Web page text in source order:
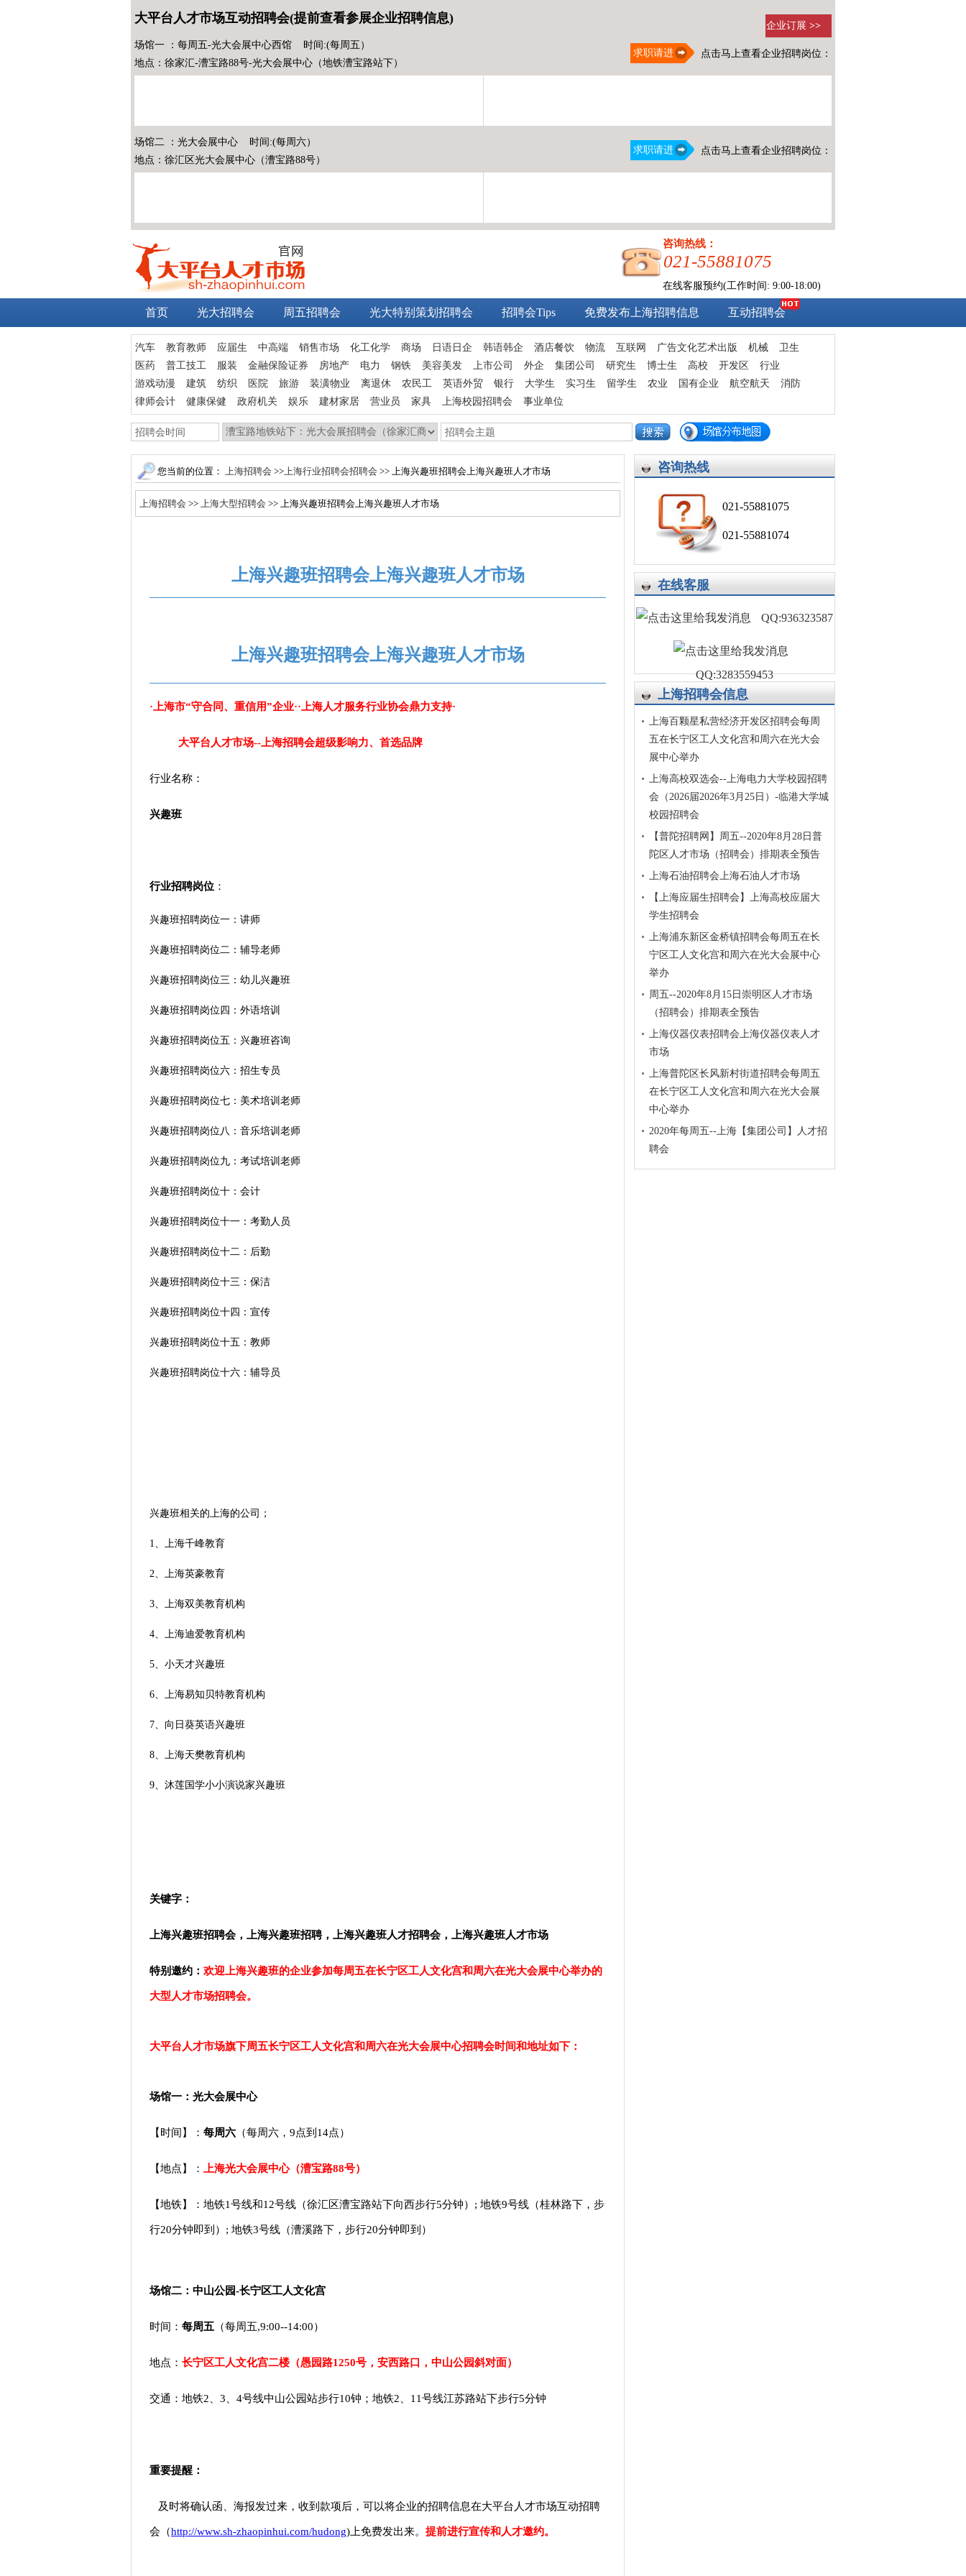
大平台人才市场互动招聘会(提前查看参展企业招聘信息)
点击马上查看企业招聘岗位：
场馆一 ：每周五-光大会展中心西馆 时间:(每周五）
地点：徐家汇-漕宝路88号-光大会展中心（地铁漕宝路站下）
求职请进
点击马上查看企业招聘岗位：
场馆二 ：光大会展中心 时间:(每周六）
地点：徐汇区光大会展中心（漕宝路88号）
求职请进
企业订展 >>
咨询热线：
021-55881075
在线客服预约(工作时间: 9:00-18:00)
首页 光大招聘会 周五招聘会 光大特别策划招聘会 招聘会Tips 免费发布上海招聘信息 互动招聘会
发布求职简历
汽车 教育教师 应届生 中高端 销售市场 化工化学 商场 日语日企 韩语韩企 酒店餐饮 物流 互联网 广告文化艺术出版 机械
卫生
医药
普工技工 服装 金融保险证券 房地产 电力 钢铁 美容美发 上市公司 外企 集团公司 研究生 博士生 高校 开发区
行业
游戏动漫
建筑 纺织 医院 旅游 装潢物业 离退休 农民工 英语外贸 银行 大学生 实习生 留学生 农业 国有企业 航空航天
消防
律师会计
健康保健 政府机关 娱乐 建材家居 营业员 家具 上海校园招聘会 事业单位
咨询热线
021-55881075
021-55881074
在线客服
QQ:936323587
QQ:3283559453
上海招聘会信息
上海百颗星私营经济开发区招聘会每周
五在长宁区工人文化宫和周六在光大会
展中心举办
上海高校双选会--上海电力大学校园招聘
会（2026届2026年3月25日）-临港大学城
校园招聘会
【普陀招聘网】周五--2020年8月28日普
陀区人才市场（招聘会）排期表全预告
上海石油招聘会上海石油人才市场
【上海应届生招聘会】上海高校应届大
学生招聘会
上海浦东新区金桥镇招聘会每周五在长
宁区工人文化宫和周六在光大会展中心
举办
周五--2020年8月15日崇明区人才市场
（招聘会）排期表全预告
上海仪器仪表招聘会上海仪器仪表人才
市场
上海普陀区长风新村街道招聘会每周五
在长宁区工人文化宫和周六在光大会展
中心举办
2020年每周五--上海【集团公司】人才招
聘会
您当前的位置： 上海招聘会 >>上海行业招聘会招聘会 >> 上海兴趣班招聘会上海兴趣班人才市场
上海招聘会 >> 上海大型招聘会 >> 上海兴趣班招聘会上海兴趣班人才市场
上海兴趣班招聘会上海兴趣班人才市场
上海兴趣班招聘会上海兴趣班人才市场
·上海市“守合同、重信用”企业··上海人才服务行业协会鼎力支持·
大平台人才市场--上海招聘会超级影响力、首选品牌
行业名称：
兴趣班
行业招聘岗位 ：
兴趣班招聘岗位一：讲师
兴趣班招聘岗位二：辅导老师
兴趣班招聘岗位三：幼儿兴趣班
兴趣班招聘岗位四：外语培训
兴趣班招聘岗位五：兴趣班咨询
兴趣班招聘岗位六：招生专员
兴趣班招聘岗位七：美术培训老师
兴趣班招聘岗位八：音乐培训老师
兴趣班招聘岗位九：考试培训老师
兴趣班招聘岗位十：会计
兴趣班招聘岗位十一：考勤人员
兴趣班招聘岗位十二：后勤
兴趣班招聘岗位十三：保洁
兴趣班招聘岗位十四：宣传
兴趣班招聘岗位十五：教师
兴趣班招聘岗位十六：辅导员
兴趣班相关的上海的公司；
1、上海千峰教育
2、上海英豪教育
3、上海双美教育机构
4、上海迪爱教育机构
5、小天才兴趣班
6、上海易知贝特教育机构
7、向日葵英语兴趣班
8、上海天樊教育机构
9、沐莲国学小小演说家兴趣班
关键字：
上海兴趣班招聘会，上海兴趣班招聘，上海兴趣班人才招聘会，上海兴趣班人才市场
特别邀约： 欢迎上海兴趣班的企业参加每周五在长宁区工人文化宫和周六在光大会展中心举办的
大型人才市场招聘会。
大平台人才市场旗下周五长宁区工人文化宫和周六在光大会展中心招聘会时间和地址如下：
场馆一：光大会展中心
【时间】： 每周六 （每周六，9点到14点）
【地点】： 上海光大会展中心（漕宝路88号）
【地铁】：地铁1号线和12号线（徐汇区漕宝路站下向西步行5分钟）; 地铁9号线（桂林路下，步
行20分钟即到）; 地铁3号线（漕溪路下，步行20分钟即到）
场馆二：中山公园-长宁区工人文化宫
时间： 每周五 （每周五,9:00--14:00）
地点： 长宁区工人文化宫二楼（愚园路1250号，安西路口，中山公园斜对面）
交通：地铁2、3、4号线中山公园站步行10钟；地铁2、11号线江苏路站下步行5分钟
重要提醒：
及时将确认函、海报发过来，收到款项后，可以将企业的招聘信息在大平台人才市场互动招聘
会（http://www.sh-zhaopinhui.com/hudong)上免费发出来。 提前进行宣传和人才邀约。